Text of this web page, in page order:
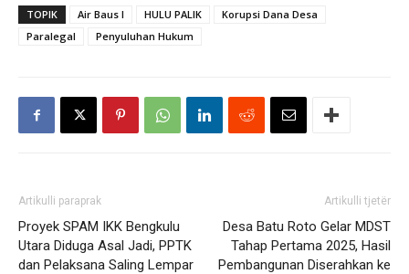
TOPIK Air Baus I HULU PALIK
Korupsi Dana Desa
Paralegal
Penyuluhan Hukum
Artikulli paraprak
Proyek SPAM IKK Bengkulu
Utara Diduga Asal Jadi, PPTK
dan Pelaksana Saling Lempar
Artikulli tjetër
Desa Batu Roto Gelar MDST
Tahap Pertama 2025, Hasil
Pembangunan Diserahkan ke